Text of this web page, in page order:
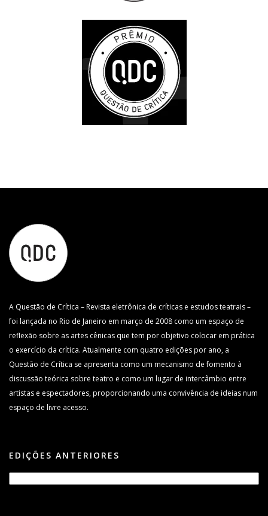
A Questão de Crítica – Revista eletrônica de críticas e estudos teatrais –
foi lançada no Rio de Janeiro em março de 2008 como um espaço de
reflexão sobre as artes cênicas que tem por objetivo colocar em prática
o exercício da crítica. Atualmente com quatro edições por ano, a
Questão de Crítica se apresenta como um mecanismo de fomento à
discussão teórica sobre teatro e como um lugar de intercâmbio entre
artistas e espectadores, proporcionando uma convivência de ideias num
espaço de livre acesso.
EDIÇÕES ANTERIORES